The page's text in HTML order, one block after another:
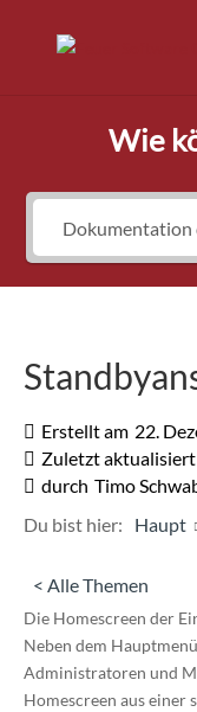
Wie
Erstellt am 22.
Zuletzt
durch Timo
Du bist hier:
Haupt
< Alle Themen
Die Homescreen der
Neben dem
Administratoren und
Homescreen aus einer